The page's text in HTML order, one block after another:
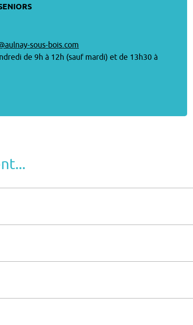
sous-bois.com
de 9h à 12h (sauf mardi) et de 13h30 à